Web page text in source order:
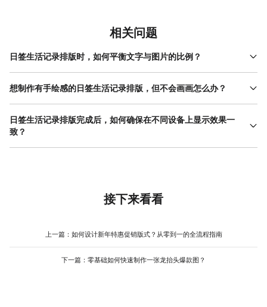
相关问题
日签生活记录排版时，如何平衡文字与图片的比例？
文字与图片的比例需根据内容类型调整：若以记录事件为主（如旅
行见闻），图片占比建议60%-70%，文字作为补充说明（如地点、
相关场景），避免喧宾夺主。新手可参考“图片+标题+短文”的结构
——上方放主图，中间用大字号标题点明主题，下方用小字号文字
想制作有手绘感的日签生活记录排版，但不会画画怎么办？
手绘感的实现不依赖绘画技能，关键在于素材选择与搭配。可优先
使用带有手绘元素的模板（如美图设计室中的“手账风”“涂鸦风”模
板），这类模板已预设好线条、贴纸、字体等元素，用户只需替换
有设计基础，也能快速找到合适的手绘元素，减少反复修改的时
日签生活记录排版完成后，如何确保在不同设备上显示效果一
致？
显示效果不一致通常由分辨率差异或色彩模式不同导致，可通过以
PNG），分辨率建议设置为72-150dpi（社交分享足够），过高分
辨率会增加文件体积，过低则导致模糊；色彩模式统一为RGB（适
可预览不同设备的显示效果——美图设计室支持“多设备预览”功能，
字号、间距等细节，减少后续修改的麻烦，尤其适合需要多平台发
接下来看看
上一篇： 如何设计新年特惠促销版式？从零到一的全流程指南
下一篇： 零基础如何快速制作一张龙抬头爆款图？